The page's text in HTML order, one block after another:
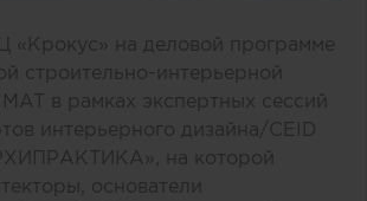
«Крокус» на деловой программе
строительно-интерьерной
в рамках экспертных сессий
интерьерного дизайна/CEID
на которой
основатели